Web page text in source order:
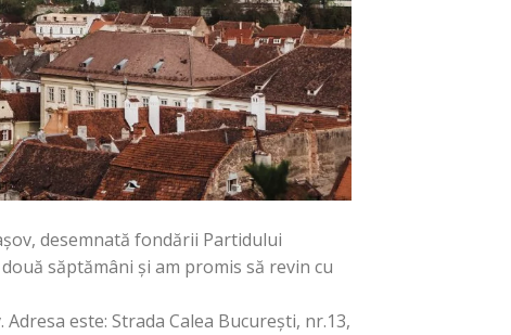
desemnată fondării Partidului
săptămâni și am promis să revin cu
este: Strada Calea București, nr.13,